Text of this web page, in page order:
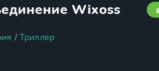
Wixoss
/Триллер